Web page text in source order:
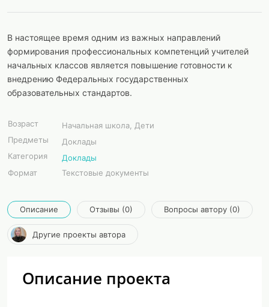
В настоящее время одним из важных направлений
формирования профессиональных компетенций учителей
начальных классов является повышение готовности к
внедрению Федеральных государственных
образовательных стандартов.
Возраст
Начальная школа, Дети
Предметы
Доклады
Категория
Доклады
Формат
Текстовые документы
Описание Отзывы (0) Вопросы автору (0)
Другие проекты автора
Описание проекта